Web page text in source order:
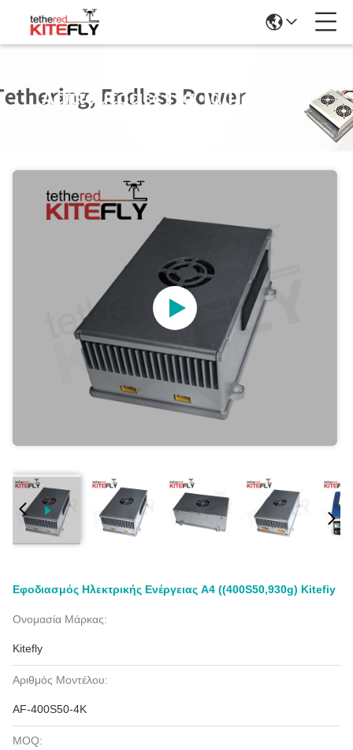
Λεπτομέρειες Για Τα Προϊόντα
Εφοδιασμός Ηλεκτρικής Ενέργειας A4 ((400S50,930g) Kitefiy
Ονομασία Μάρκας:
Kitefly
Αριθμός Μοντέλου:
AF-400S50-4K
MOQ: